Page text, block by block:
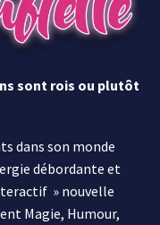
sont rois ou plutôt
dans son monde
débordante et
» nouvelle
Magie, Humour,